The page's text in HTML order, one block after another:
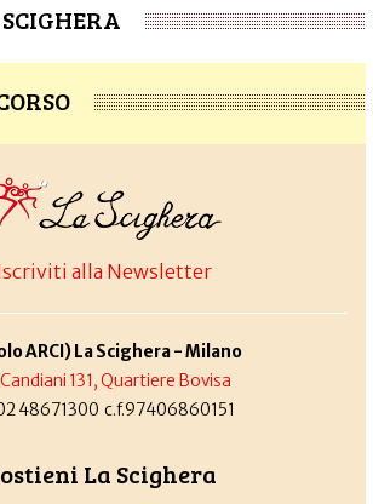
alla Newsletter
ARCI) La Scighera - Milano
131, Quartiere Bovisa
48671300 c.f.97406860151
La Scighera